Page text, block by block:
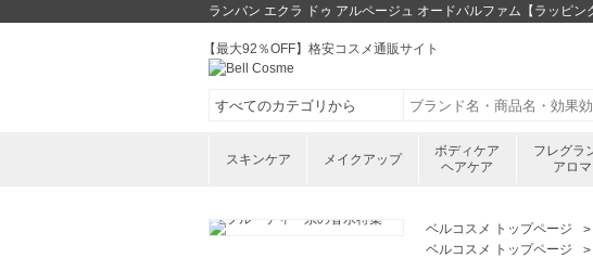
ランバン エクラ ドゥ アルページュ オードパルファム【ラッピ
【最大92％OFF】格安コスメ通販サイト
スキンケア メイクアップ
ボディケア
ヘアケア
フレグラ
アロマ
ベルコスメ トップページ
ベルコスメ トップページ